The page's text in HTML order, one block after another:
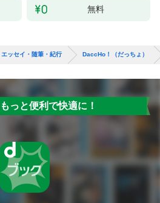
無料
エッセイ・随筆・紀行 DaccHo！（だっちょ）
っと便利で快適に！